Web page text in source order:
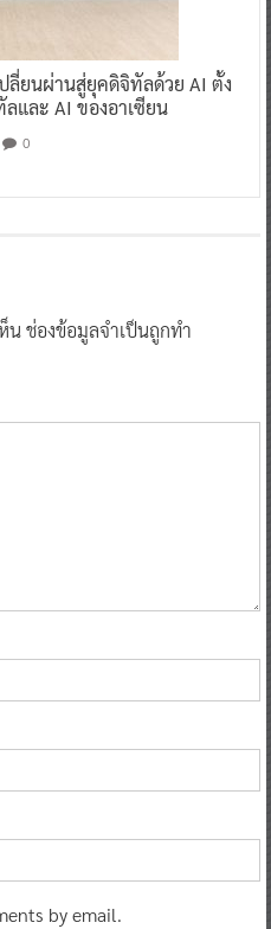
ลี่ยนผ่านสู่ยุคดิจิทัลด้วย AI ตั้ง
และ AI ของอาเซียน
0
นช่องข้อมูลจำเป็นถูกทำ
by email.